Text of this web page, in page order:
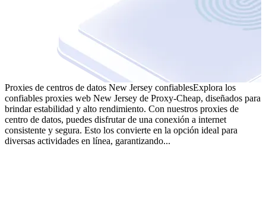
Proxies de centros de datos New Jersey confiablesExplora los
confiables proxies web New Jersey de Proxy-Cheap, diseñados para
brindar estabilidad y alto rendimiento. Con nuestros proxies de
centro de datos, puedes disfrutar de una conexión a internet
consistente y segura. Esto los convierte en la opción ideal para
diversas actividades en línea, garantizando...